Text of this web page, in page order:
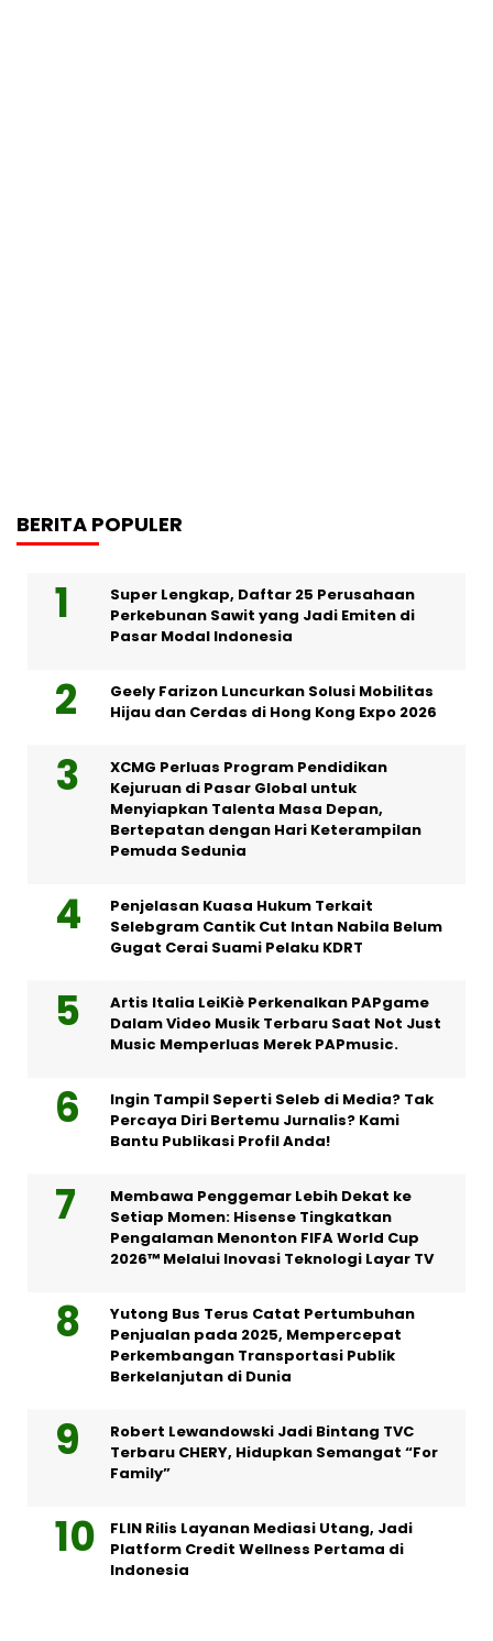
BERITA POPULER
Super Lengkap, Daftar 25 Perusahaan
Perkebunan Sawit yang Jadi Emiten di
Pasar Modal Indonesia
Geely Farizon Luncurkan Solusi Mobilitas
Hijau dan Cerdas di Hong Kong Expo 2026
XCMG Perluas Program Pendidikan
Kejuruan di Pasar Global untuk
Menyiapkan Talenta Masa Depan,
Bertepatan dengan Hari Keterampilan
Pemuda Sedunia
Penjelasan Kuasa Hukum Terkait
Selebgram Cantik Cut Intan Nabila Belum
Gugat Cerai Suami Pelaku KDRT
Artis Italia LeiKiè Perkenalkan PAPgame
Dalam Video Musik Terbaru Saat Not Just
Music Memperluas Merek PAPmusic.
Ingin Tampil Seperti Seleb di Media? Tak
Percaya Diri Bertemu Jurnalis? Kami
Bantu Publikasi Profil Anda!
Membawa Penggemar Lebih Dekat ke
Setiap Momen: Hisense Tingkatkan
Pengalaman Menonton FIFA World Cup
2026™ Melalui Inovasi Teknologi Layar TV
Yutong Bus Terus Catat Pertumbuhan
Penjualan pada 2025, Mempercepat
Perkembangan Transportasi Publik
Berkelanjutan di Dunia
Robert Lewandowski Jadi Bintang TVC
Terbaru CHERY, Hidupkan Semangat “For
Family”
FLIN Rilis Layanan Mediasi Utang, Jadi
Platform Credit Wellness Pertama di
Indonesia